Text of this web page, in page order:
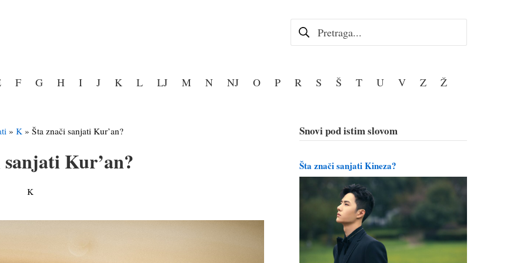
Pretraga za:
F G H I J K L LJ M N NJ O P R S Š T U V Z Ž
» K » Šta znači sanjati Kur’an?
sanjati Kur’an?
K
Snovi pod istim slovom
Šta znači sanjati Kineza?